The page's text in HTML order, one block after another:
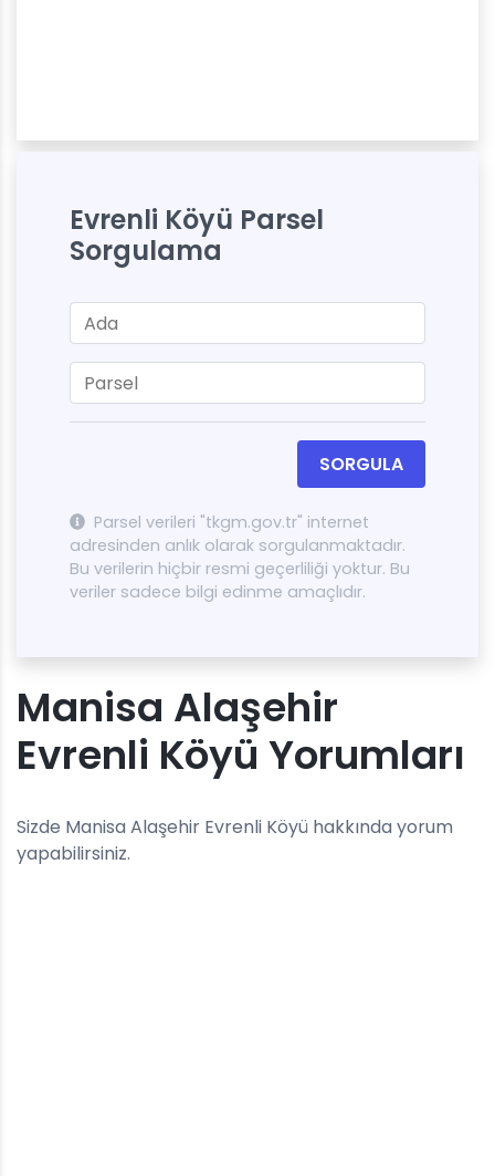
Evrenli Köyü Parsel
Sorgulama
SORGULA
Parsel verileri "tkgm.gov.tr" internet
adresinden anlık olarak sorgulanmaktadır.
Bu verilerin hiçbir resmi geçerliliği yoktur. Bu
veriler sadece bilgi edinme amaçlıdır.
Manisa Alaşehir
Evrenli Köyü Yorumları
Sizde Manisa Alaşehir Evrenli Köyü hakkında yorum
yapabilirsiniz.